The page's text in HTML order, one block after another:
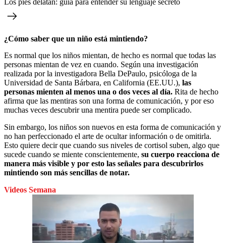
¿Cómo saber que un niño está mintiendo?
Es normal que los niños mientan, de hecho es normal que todas las
personas mientan de vez en cuando. Según una investigación
realizada por la investigadora Bella DePaulo, psicóloga de la
Universidad de Santa Bárbara, en California (EE.UU.), las
personas mienten al menos una o dos veces al día. Rita de hecho
afirma que las mentiras son una forma de comunicación, y por eso
muchas veces descubrir una mentira puede ser complicado.
Sin embargo, los niños son nuevos en esta forma de comunicación y
no han perfeccionado el arte de ocultar información o de omitirla.
Esto quiere decir que cuando sus niveles de cortisol suben, algo que
sucede cuando se miente conscientemente, su cuerpo reacciona de
manera más visible y por esto las señales para descubrirlos
mintiendo son más sencillas de notar.
Videos Semana